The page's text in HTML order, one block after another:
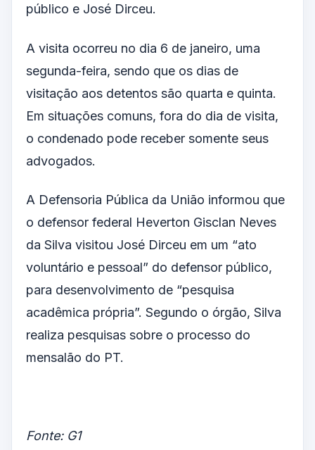
público e José Dirceu.
A visita ocorreu no dia 6 de janeiro, uma
segunda-feira, sendo que os dias de
visitação aos detentos são quarta e quinta.
Em situações comuns, fora do dia de visita,
o condenado pode receber somente seus
advogados.
A Defensoria Pública da União informou que
o defensor federal Heverton Gisclan Neves
da Silva visitou José Dirceu em um “ato
voluntário e pessoal” do defensor público,
para desenvolvimento de “pesquisa
acadêmica própria”. Segundo o órgão, Silva
realiza pesquisas sobre o processo do
mensalão do PT.
Fonte: G1